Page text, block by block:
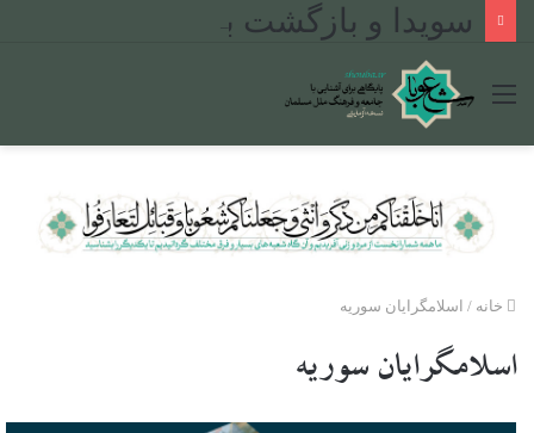
منو
خانه / اسلامگرایان سوریه
اسلامگرایان سوریه